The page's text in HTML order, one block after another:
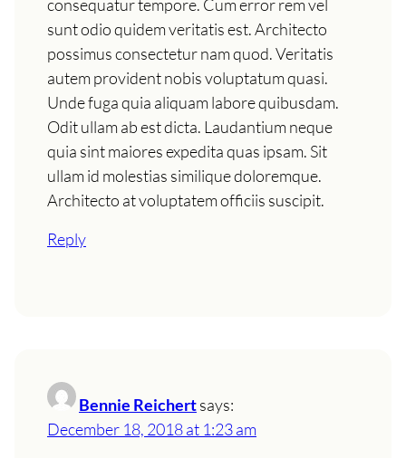
consequatur tempore. Cum error rem vel
sunt odio quidem veritatis est. Architecto
possimus consectetur nam quod. Veritatis
autem provident nobis voluptatum quasi.
Unde fuga quia aliquam labore quibusdam.
Odit ullam ab est dicta. Laudantium neque
quia sint maiores expedita quas ipsam. Sit
ullam id molestias similique doloremque.
Architecto at voluptatem officiis suscipit.
Reply
Bennie Reichertsays:
December 18, 2018 at 1:23 am